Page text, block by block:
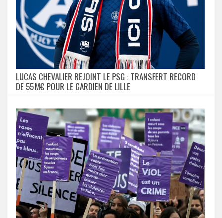
LUCAS CHEVALIER REJOINT LE PSG : TRANSFERT RECORD
DE 55 M€ POUR LE GARDIEN DE LILLE